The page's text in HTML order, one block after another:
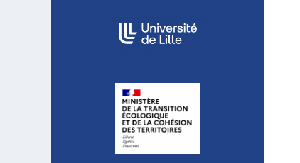
Affiliations/partenaires